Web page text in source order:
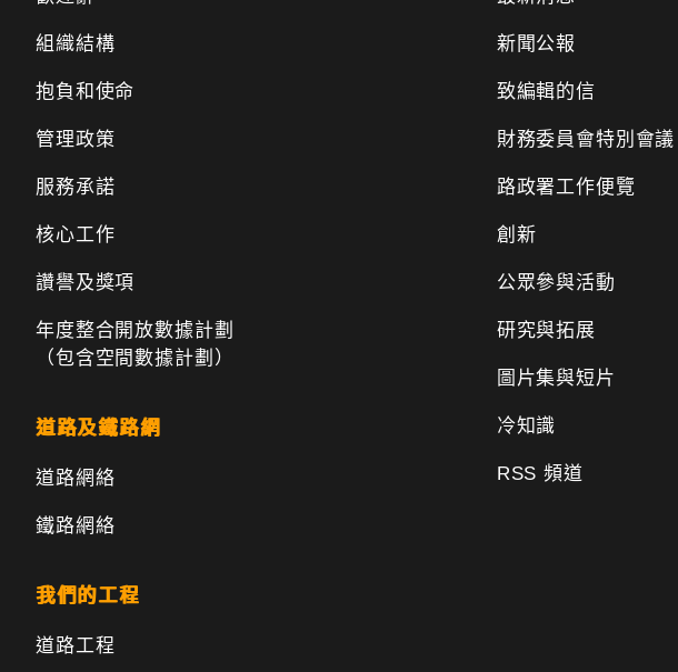
組織結構
抱負和使命
管理政策
服務承諾
核心工作
讚譽及獎項
年度整合開放數據計劃
（包含空間數據計劃）
道路及鐵路網
道路網絡
鐵路網絡
我們的工程
道路工程
新聞公報
致編輯的信
財務委員會特別會議
路政署工作便覽
創新
公眾參與活動
研究與拓展
圖片集與短片
冷知識
RSS 頻道